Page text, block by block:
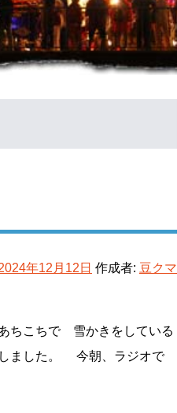
年12月12日 作成者: 豆クマ
こちで 雪かきをしている
ました。 今朝、ラジオで